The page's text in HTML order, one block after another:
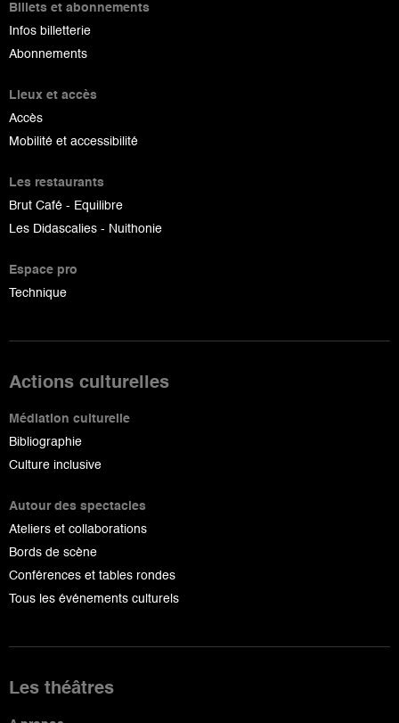
Billets et abonnements
Infos billetterie
Abonnements
Lieux et accès
Accès
Mobilité et accessibilité
Les restaurants
Brut Café - Equilibre
Les Didascalies - Nuithonie
Espace pro
Technique
Actions culturelles
Médiation culturelle
Bibliographie
Culture inclusive
Autour des spectacles
Ateliers et collaborations
Bords de scène
Conférences et tables rondes
Tous les événements culturels
Les théâtres